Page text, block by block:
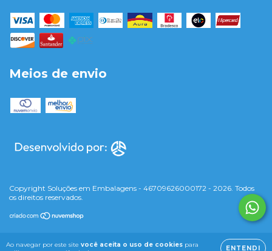
Ao navegar por este site você aceita o uso de cookies para
ENTENDI
Meios de envio
Copyright Soluções em Embalagens - 46709626000172 - 2026. Todos
os direitos reservados.